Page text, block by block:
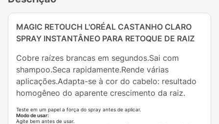
MAGIC RETOUCH L'ORÉAL CASTANHO CLARO
SPRAY INSTANTÂNEO PARA RETOQUE DE RAIZ
Cobre raízes brancas em segundos.Sai com
shampoo.Seca rapidamente.Rende várias
aplicações.Adapta-se à cor do cabelo: resultado
homogêneo do aparente crescimento da raiz.
Teste em um papel a força do spray antes de aplicar.
Modo de usar:
Agite bem antes de usar.